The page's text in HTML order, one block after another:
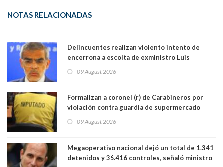
NOTAS RELACIONADAS
Delincuentes realizan violento intento de
encerrona a escolta de exministro Luis
Lo Espejo
09 August 2026
Formalizan a coronel (r) de Carabineros por
violación contra guardia de supermercado
09 August 2026
Megaoperativo nacional dejó un total de 1.341
detenidos y 36.416 controles, señaló ministro